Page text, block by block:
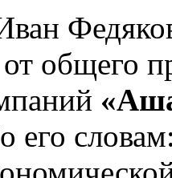
общего
его